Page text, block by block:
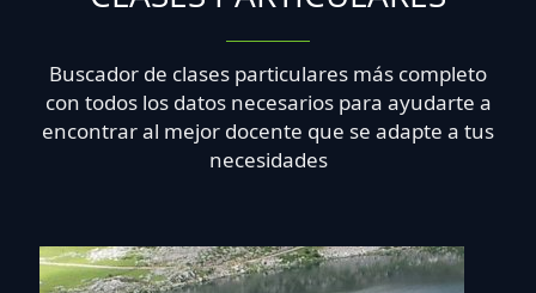
Buscador de clases particulares más completo
con todos los datos necesarios para ayudarte a
encontrar al mejor docente que se adapte a tus
necesidades